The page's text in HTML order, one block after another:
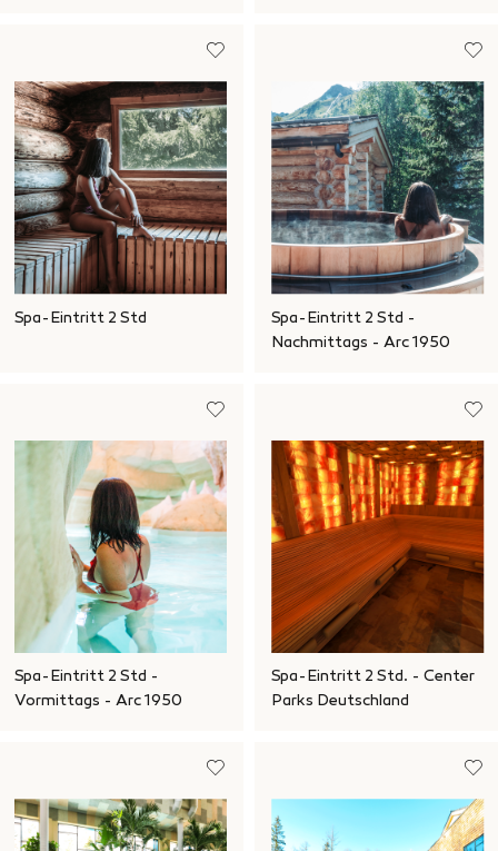
Spa-Eintritt 2 Std
Spa-Eintritt 2 Std -
Nachmittags - Arc 1950
Spa-Eintritt 2 Std -
Vormittags - Arc 1950
Spa-Eintritt 2 Std. - Center
Parks Deutschland